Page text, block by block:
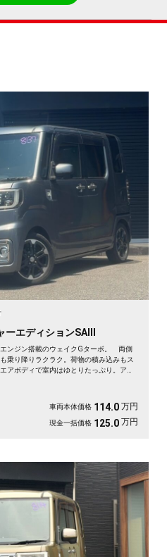
エディションSAⅢ
ンジン搭載のウェイクGターボ。 両側
乗り降りラクラク。荷物の積み込みもス
ボディで室内はゆとりたっぷり。アウ
バックカメラで駐車も安心✌️ 趣味も遊
カーライフを💎
車両本体価格 114.0 万円
現金一括価格 125.0 万円